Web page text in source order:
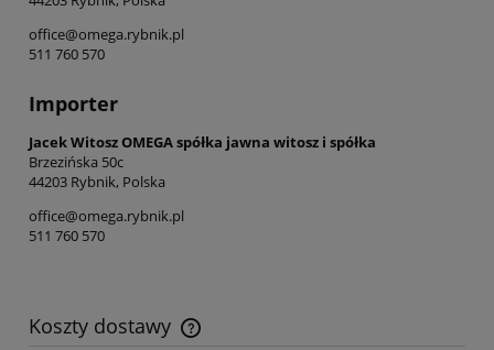
office@omega.rybnik.pl
511 760 570
Importer
Jacek Witosz OMEGA spółka jawna witosz i spółka
Brzezińska 50c
44203 Rybnik, Polska
office@omega.rybnik.pl
511 760 570
Koszty dostawy
Cena nie zawiera ewentualnych kosztów płatności